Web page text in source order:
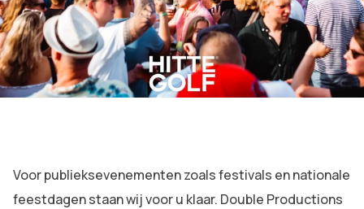
Voor publieksevenementen zoals festivals en nationale
feestdagen staan wij voor u klaar. Double Productions